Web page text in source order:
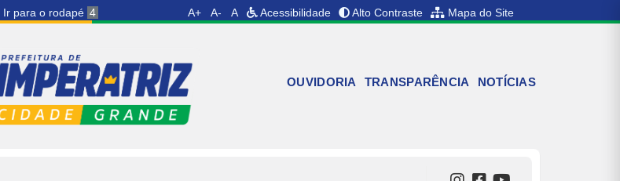
Ir para o rodapé 4 A+ A- A Acessibilidade Alto Contraste Mapa do Site
OUVIDORIA TRANSPARÊNCIA NOTÍCIAS